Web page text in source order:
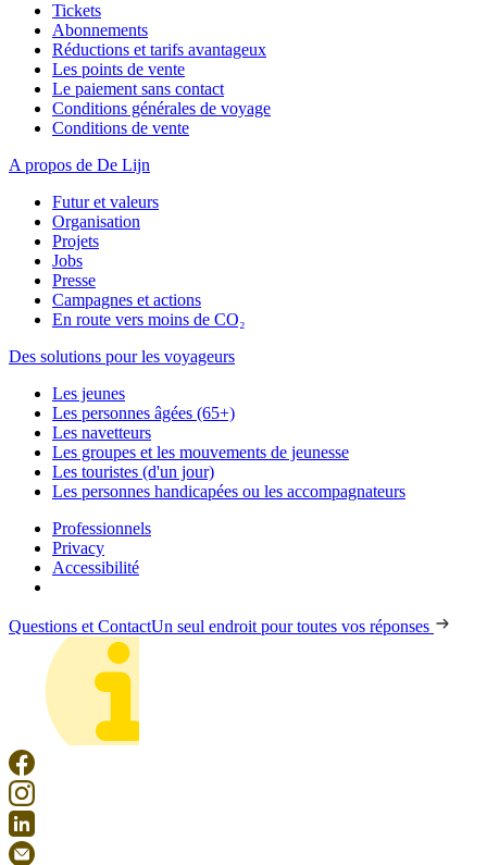
Tickets
Abonnements
Réductions et tarifs avantageux
Les points de vente
Le paiement sans contact
Conditions générales de voyage
Conditions de vente
A propos de De Lijn
Futur et valeurs
Organisation
Projets
Jobs
Presse
Campagnes et actions
En route vers moins de CO₂
Des solutions pour les voyageurs
Les jeunes
Les personnes âgées (65+)
Les navetteurs
Les groupes et les mouvements de jeunesse
Les touristes (d'un jour)
Les personnes handicapées ou les accompagnateurs
Professionnels
Privacy
Accessibilité
Questions et ContactUn seul endroit pour toutes vos réponses